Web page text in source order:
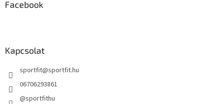
Facebook
Kapcsolat
sportfit@sportfit.hu
06706293861
@sportfithu